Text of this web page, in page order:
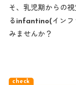
そ、乳児期からの
るinfantino(インフ
みませんか？